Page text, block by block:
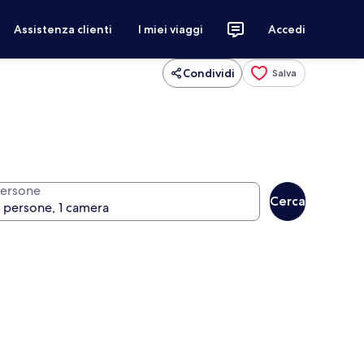
Assistenza clienti I miei viaggi Accedi
Condividi Salva
Cerca